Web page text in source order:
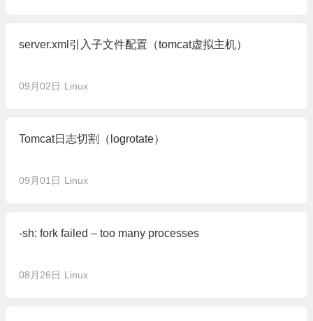
server.xml引入子文件配置（tomcat虚拟主机）
09月02日 Linux
Tomcat日志切割（logrotate）
09月01日 Linux
-sh: fork failed – too many processes
08月26日 Linux